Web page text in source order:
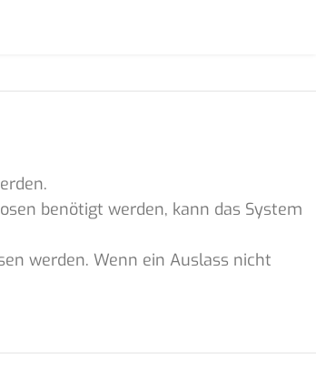
benötigt werden, kann das System
werden. Wenn ein Auslass nicht